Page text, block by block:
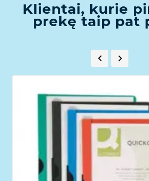
Klientai, kurie
prekę taip pat
 